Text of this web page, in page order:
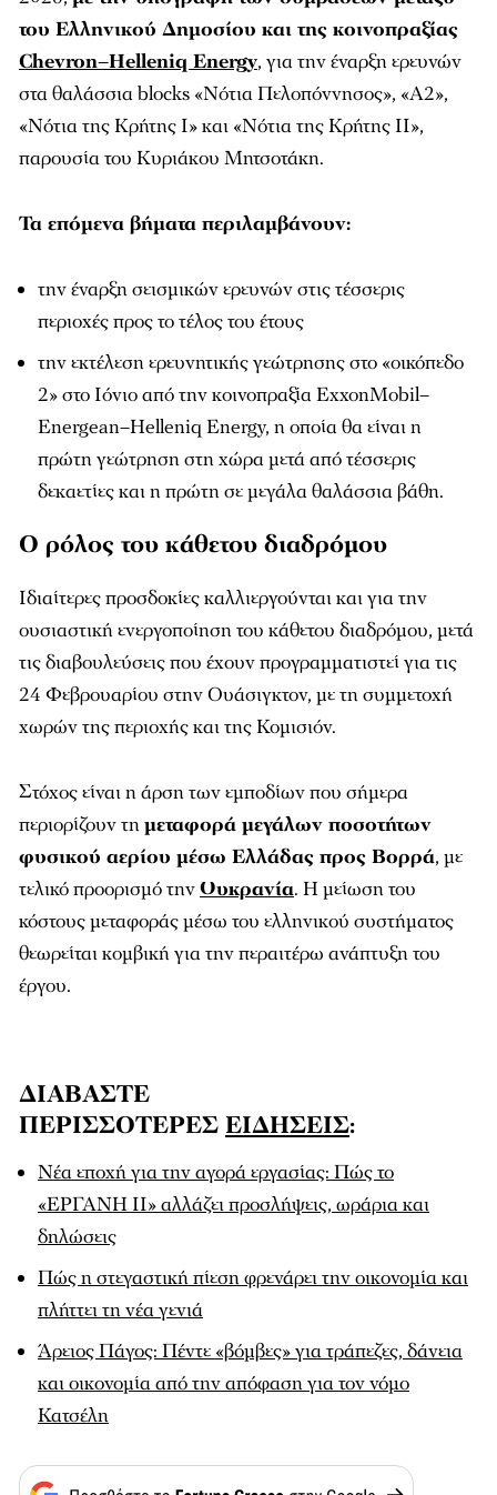
του Ελληνικού Δημοσίου και της κοινοπραξίας
Chevron–Helleniq Energy, για την έναρξη ερευνών
στα θαλάσσια blocks «Νότια Πελοπόννησος», «Α2»,
«Νότια της Κρήτης Ι» και «Νότια της Κρήτης ΙΙ»,
παρουσία του Κυριάκου Μητσοτάκη.
Τα επόμενα βήματα περιλαμβάνουν:
την έναρξη σεισμικών ερευνών στις τέσσερις
περιοχές προς το τέλος του έτους
την εκτέλεση ερευνητικής γεώτρησης στο «οικόπεδο
2» στο Ιόνιο από την κοινοπραξία ExxonMobil–
Energean–Helleniq Energy, η οποία θα είναι η
πρώτη γεώτρηση στη χώρα μετά από τέσσερις
δεκαετίες και η πρώτη σε μεγάλα θαλάσσια βάθη.
Ο ρόλος του κάθετου διαδρόμου
Ιδιαίτερες προσδοκίες καλλιεργούνται και για την
ουσιαστική ενεργοποίηση του κάθετου διαδρόμου, μετά
τις διαβουλεύσεις που έχουν προγραμματιστεί για τις
24 Φεβρουαρίου στην Ουάσιγκτον, με τη συμμετοχή
χωρών της περιοχής και της Κομισιόν.
Στόχος είναι η άρση των εμποδίων που σήμερα
περιορίζουν τημεταφορά μεγάλων ποσοτήτων
φυσικού αερίου μέσω Ελλάδας προς Βορρά, με
τελικό προορισμό τηνΟυκρανία. Η μείωση του
κόστους μεταφοράς μέσω του ελληνικού συστήματος
θεωρείται κομβική για την περαιτέρω ανάπτυξη του
έργου.
ΔΙΑΒΑΣΤΕ
ΠΕΡΙΣΣΟΤΕΡΕΣ ΕΙΔΗΣΕΙΣ:
Νέα εποχή για την αγορά εργασίας: Πώς το
«ΕΡΓΑΝΗ ΙΙ» αλλάζει προσλήψεις, ωράρια και
δηλώσεις
Πώς η στεγαστική πίεση φρενάρει την οικονομία και
πλήττει τη νέα γενιά
Άρειος Πάγος: Πέντε «βόμβες» για τράπεζες, δάνεια
και οικονομία από την απόφαση για τον νόμο
Κατσέλη